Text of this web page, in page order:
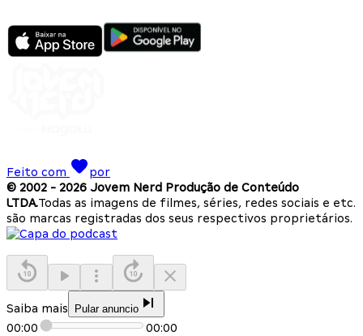
Feito com
por
© 2002 - 2026 Jovem Nerd Produção de Conteúdo
LTDA.Todas as imagens de filmes, séries, redes sociais e etc.
são marcas registradas dos seus respectivos proprietários.
Saiba mais Pular anuncio
00:00 00:00